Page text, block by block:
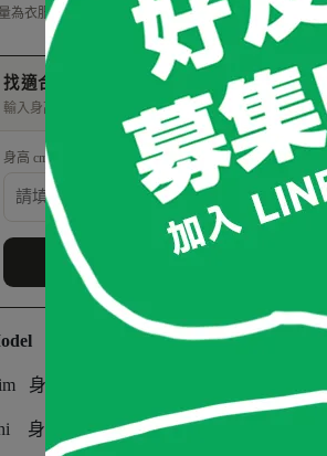
為衣服平放測量，誤差 ±1-2 公分為正常範圍。整體建
找適合我的尺寸
輸入身高體重，幫你算這件該選哪個尺寸
身高 cm
身高163 cm / 體重53 kg / 肩寬 38 cm /
身高160 cm / 體重48 kg / 肩寬 38 cm /